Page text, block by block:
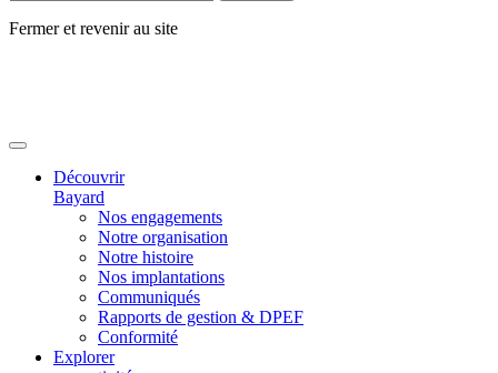
Fermer et revenir au site
Découvrir
Bayard
Nos engagements
Notre organisation
Notre histoire
Nos implantations
Communiqués
Rapports de gestion & DPEF
Conformité
Explorer